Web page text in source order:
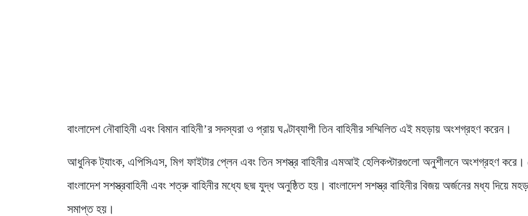
বাংলাদেশ নৌবাহিনী এবং বিমান বাহিনী’র সদস্যরা ও প্রায় ঘণ্টাব্যাপী তিন বাহিনীর সম্মিলিত এই মহড়ায় অংশগ্রহণ করেন।
আধুনিক ট্যাংক, এপিসিএস, মিগ ফাইটার প্লেন এবং তিন সশস্ত্র বাহিনীর এমআই হেলিকপ্টারগুলো অনুশীলনে অংশগ্রহণ করে।
বাংলাদেশ সশস্ত্রবাহিনী এবং শত্রু বাহিনীর মধ্যে ছদ্ম যুদ্ধ অনুষ্ঠিত হয়। বাংলাদেশ সশস্ত্র বাহিনীর বিজয় অর্জনের মধ্য দিয়ে
সমাপ্ত হয়।